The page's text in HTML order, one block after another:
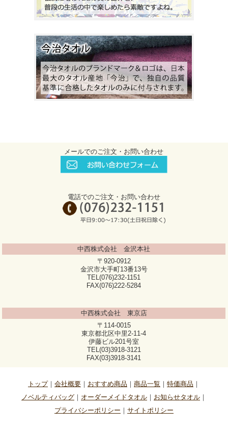
メールでのご注文・お問い合わせ
電話でのご注文・お問い合わせ
中西株式会社 金沢本社
〒920-0912
金沢市大手町13番13号
TEL(076)232-1151
FAX(076)222-5284
中西株式会社 東京店
〒114-0015
東京都北区中里2-11-4
伊藤ビル201号室
TEL(03)3918-3121
FAX(03)3918-3141
トップ 会社概要 おすすめ商品 商品一覧
特価商品
ノベルティバッグ
オーダーメイドタオル
お知らせタオル
プライバシーポリシー
サイトポリシー